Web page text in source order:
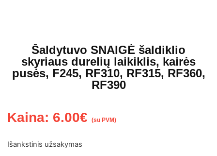
Šaldytuvo SNAIGĖ šaldiklio
skyriaus durelių laikiklis, kairės
pusės, F245, RF310, RF315, RF360,
RF390
Kaina: 6.00€ (su PVM)
Išankstinis užsakymas